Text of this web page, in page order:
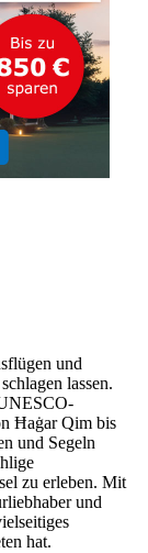
und
lassen.
Ħaġar Qim bis
und Segeln
zu erleben. Mit
und
hat.